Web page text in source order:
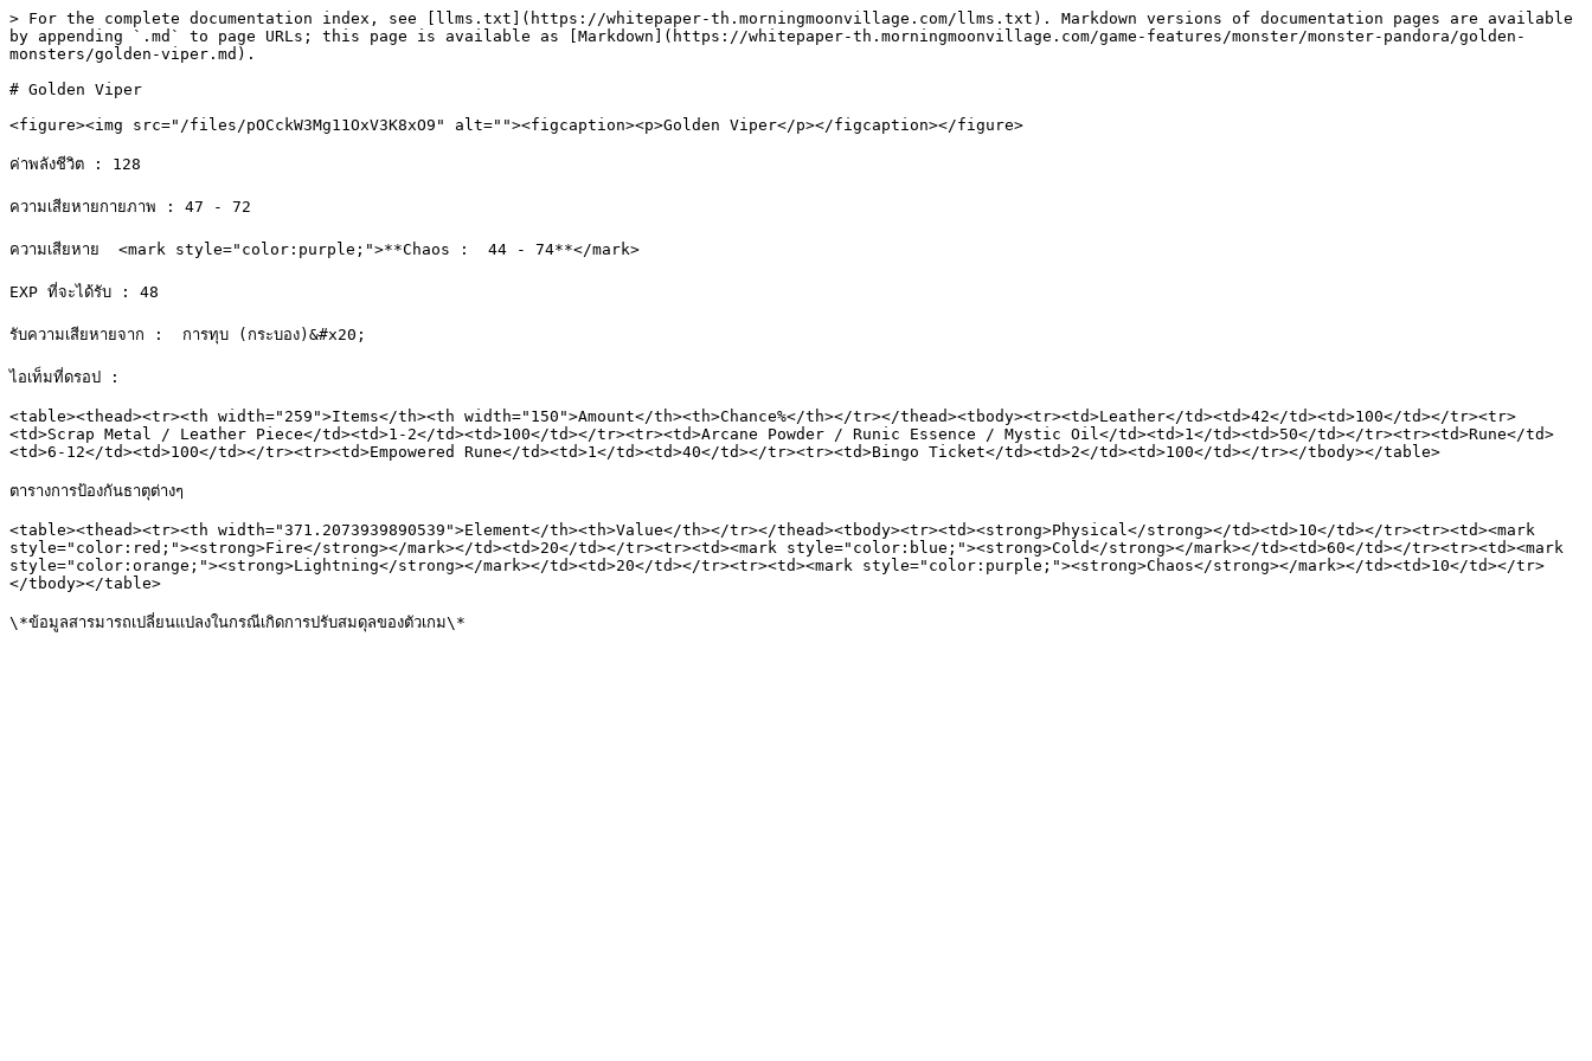
> For the complete documentation index, see [llms.txt](https://whitepaper-th.morningmoonvillage.com/llms.txt). Markdown versions of documentation pages are available
by appending `.md` to page URLs; this page is available as [Markdown](https://whitepaper-th.morningmoonvillage.com/game-features/monster/monster-pandora/golden-
monsters/golden-viper.md).
# Golden Viper
<figure><img src="/files/pOCckW3Mg11OxV3K8xO9" alt=""><figcaption><p>Golden Viper</p></figcaption></figure>
ค่าพลังชีวิต : 128
ความเสียหายกายภาพ : 47 - 72
ความเสียหาย  <mark style="color:purple;">**Chaos :  44 - 74**</mark>
EXP ที่จะได้รับ : 48
รับความเสียหายจาก :  การทุบ (กระบอง)&#x20;
ไอเท็มที่ดรอป :
<table><thead><tr><th width="259">Items</th><th width="150">Amount</th><th>Chance%</th></tr></thead><tbody><tr><td>Leather</td><td>42</td><td>100</td></tr><tr>
<td>Scrap Metal / Leather Piece</td><td>1-2</td><td>100</td></tr><tr><td>Arcane Powder / Runic Essence / Mystic Oil</td><td>1</td><td>50</td></tr><tr><td>Rune</td>
<td>6-12</td><td>100</td></tr><tr><td>Empowered Rune</td><td>1</td><td>40</td></tr><tr><td>Bingo Ticket</td><td>2</td><td>100</td></tr></tbody></table>
ตารางการป้องกันธาตุต่างๆ
<table><thead><tr><th width="371.2073939890539">Element</th><th>Value</th></tr></thead><tbody><tr><td><strong>Physical</strong></td><td>10</td></tr><tr><td><mark
style="color:red;"><strong>Fire</strong></mark></td><td>20</td></tr><tr><td><mark style="color:blue;"><strong>Cold</strong></mark></td><td>60</td></tr><tr><td><mark
style="color:orange;"><strong>Lightning</strong></mark></td><td>20</td></tr><tr><td><mark style="color:purple;"><strong>Chaos</strong></mark></td><td>10</td></tr>
</tbody></table>